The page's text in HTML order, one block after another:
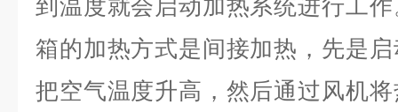
到温度就会启动加热系统进行工
箱的加热方式是间接加热，先是
把空气温度升高，然后通过风机